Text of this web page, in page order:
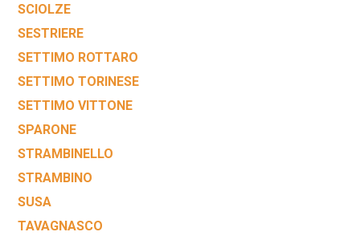
SCIOLZE
SESTRIERE
SETTIMO ROTTARO
SETTIMO TORINESE
SETTIMO VITTONE
SPARONE
STRAMBINELLO
STRAMBINO
SUSA
TAVAGNASCO